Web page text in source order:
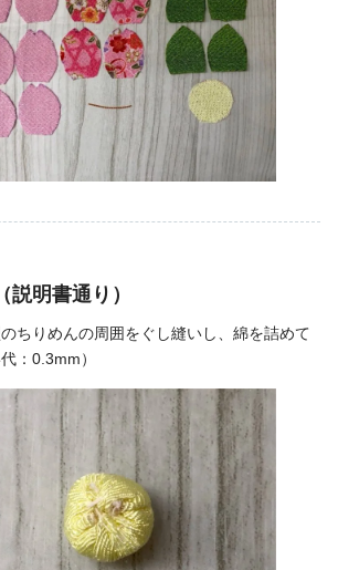
説明書通り）
ちりめんの周囲をぐし縫いし、綿を詰めて
：0.3mm）